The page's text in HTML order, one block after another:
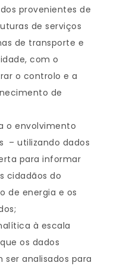
provenientes de
de serviços
de transporte e
com o
o controlo e a
de
o envolvimento
– utilizando dados
para informar
cidadãos do
de energia e os
à escala
os dados
ser analisados para